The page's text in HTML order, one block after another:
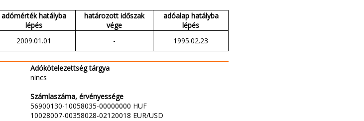
adómérték hatályba
lépés
határozott időszak
vége
adóalap hatályba
lépés
2009.01.01 - 1995.02.23
Adókötelezettség tárgya
nincs
Számlaszáma, érvényessége
56900130-10058035-00000000 HUF
10028007-00358028-02120018 EUR/USD